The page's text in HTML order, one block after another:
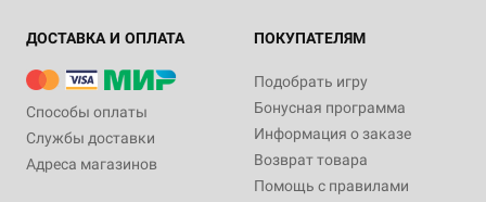
ДОСТАВКА И ОПЛАТА
Способы оплаты
Службы доставки
Адреса магазинов
ПОКУПАТЕЛЯМ
Подобрать игру
Бонусная программа
Информация о заказе
Возврат товара
Помощь с правилами